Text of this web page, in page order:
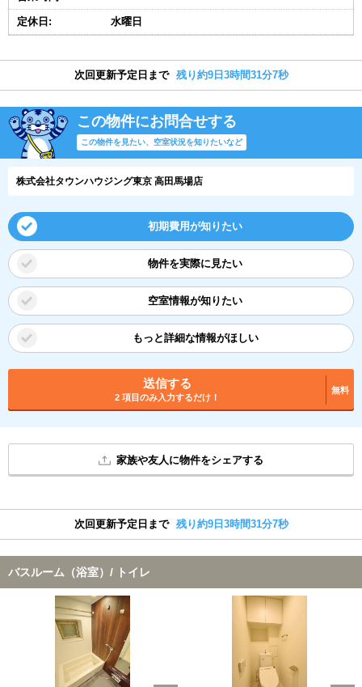
定休日: 水曜日
次回更新予定日まで 残り約9日3時間31分7秒
この物件にお問合せする
この物件を見たい、空室状況を知りたいなど
株式会社タウンハウジング東京 高田馬場店
初期費用が知りたい
物件を実際に見たい
空室情報が知りたい
もっと詳細な情報がほしい
送信する
2 項目のみ入力するだけ！
無料
家族や友人に物件をシェアする
次回更新予定日まで 残り約9日3時間31分7秒
バスルーム（浴室）/ トイレ